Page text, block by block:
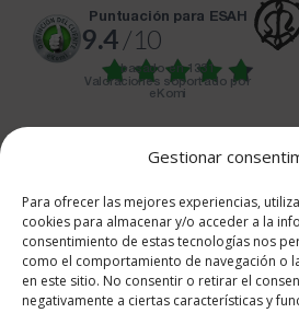
Gestionar
Para ofrecer las mejores experiencias,
cookies para almacenar y/o acceder a la
consentimiento de estas tecnologías nos
como el comportamiento de navegación o
en este sitio. No consentir o retirar el
negativamente a ciertas características y
puntuación para ESAH
9.4/10
basado en1331
Valoraciones soportado por
eKomi
682 734
Aviso Legal
Política
Política de